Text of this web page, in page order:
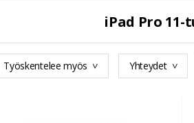
iPad Pro 11-
Työskentelee myös Yhteydet